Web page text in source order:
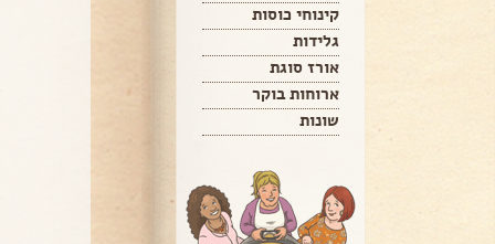
קינוחי כוסות
גלידות
אורז סוגת
ארוחות בוקר
שונות